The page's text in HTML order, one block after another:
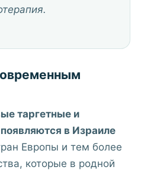
таргетные и
в Израиле
Европы и тем более
которые в родной